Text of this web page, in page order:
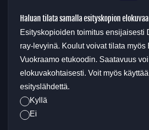
Haluan tilata samalla esityskopion
Esityskopioiden toimitus ensijaisesti
ray-levyinä. Koulut voivat tilata myös
Vuokraamo etukoodin. Saatavuus
elokuvakohtaisesti. Voit myös
esityslähdettä.
Kyllä
Ei